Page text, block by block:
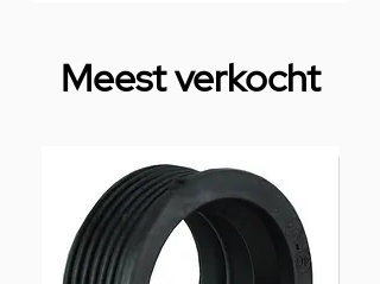
Meest verkocht